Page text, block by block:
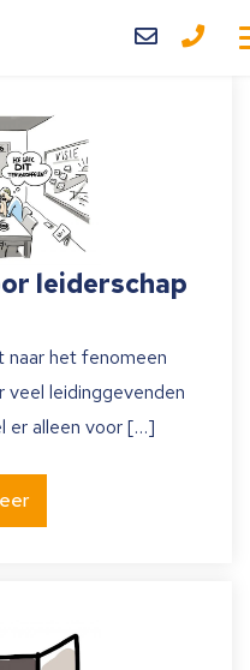
leiderschap
naar het fenomeen
veel leidinggevenden
er alleen voor […]